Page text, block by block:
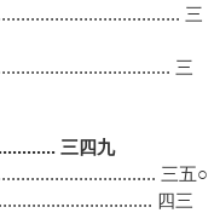
三
三
三四九
三五○
四三